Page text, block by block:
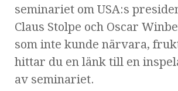
seminariet om USA:s
Claus Stolpe och Oscar
som inte kunde närvara,
hittar du en länk till en
av seminariet.